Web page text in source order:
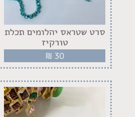
סרט שטראס יהלומים תכלת
טורקיז
₪ 30